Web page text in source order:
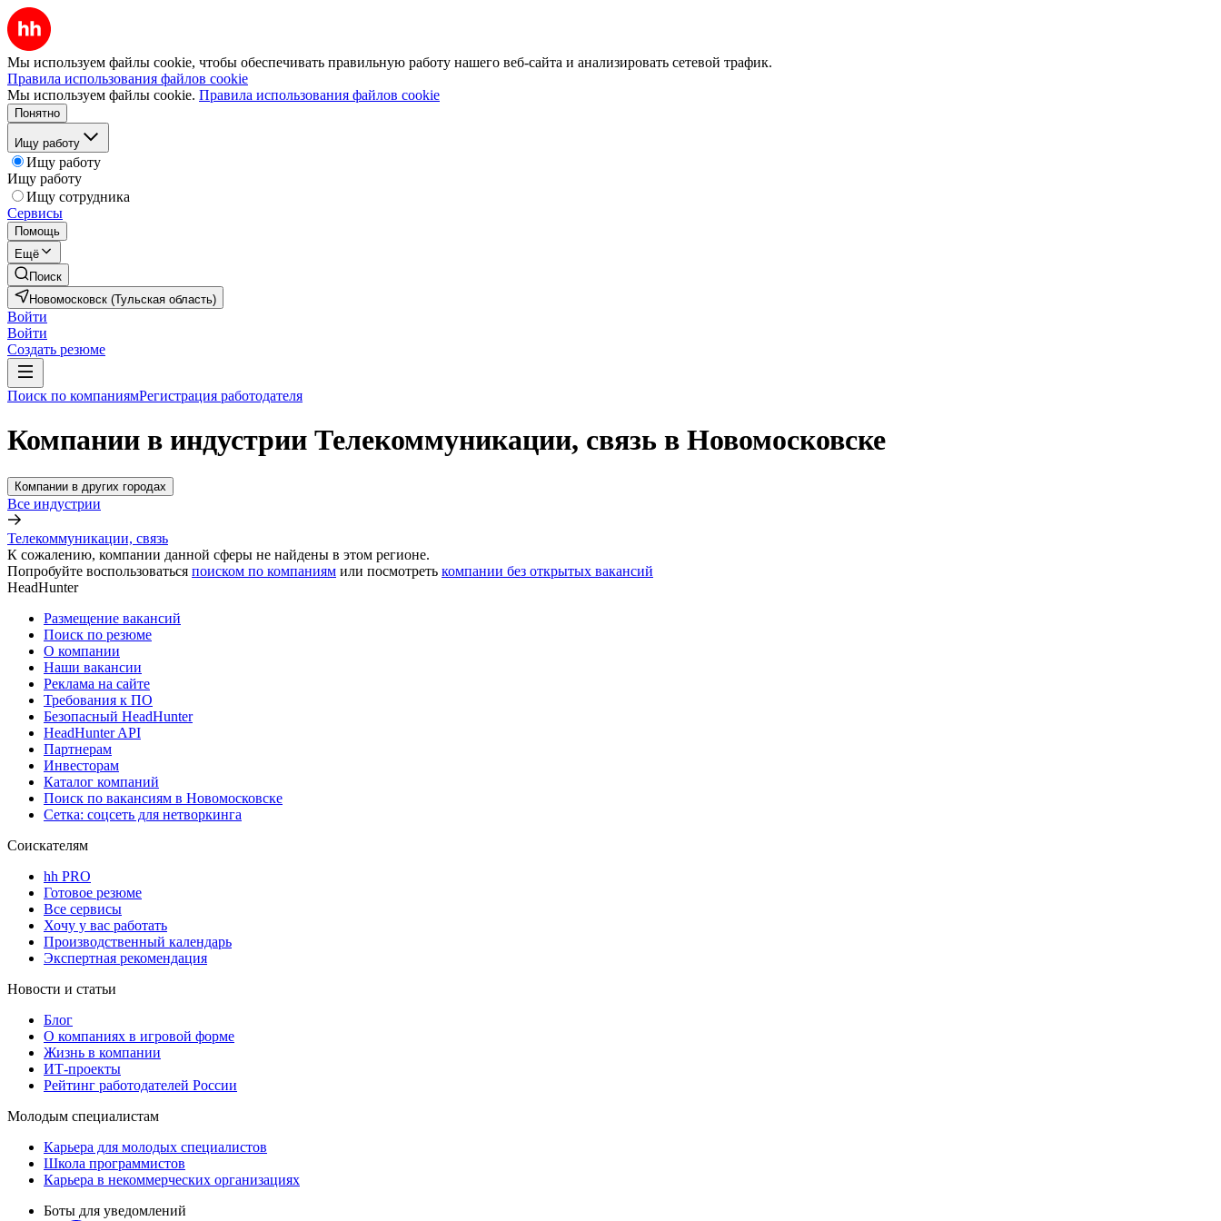
Мы используем файлы cookie, чтобы обеспечивать правильную работу нашего веб-сайта и анализировать сетевой трафик.
Правила использования файлов cookie
Мы используем файлы cookie. Правила использования файлов cookie
Понятно
Ищу работу
Ищу работу
Ищу работу
Ищу сотрудника
Сервисы
Помощь
Ещё
Поиск
Новомосковск (Тульская область)
Войти
Войти
Создать резюме
Поиск по компаниямРегистрация работодателя
Компании в индустрии Телекоммуникации, связь в Новомосковске
Компании в других городах
Все индустрии
Телекоммуникации, связь
К сожалению, компании данной сферы не найдены в этом регионе.
Попробуйте воспользоваться поиском по компаниям или посмотреть компании без открытых вакансий
HeadHunter
Размещение вакансий
Поиск по резюме
О компании
Наши вакансии
Реклама на сайте
Требования к ПО
Безопасный HeadHunter
HeadHunter API
Партнерам
Инвесторам
Каталог компаний
Поиск по вакансиям в Новомосковске
Сетка: соцсеть для нетворкинга
Соискателям
hh PRO
Готовое резюме
Все сервисы
Хочу у вас работать
Производственный календарь
Экспертная рекомендация
Новости и статьи
Блог
О компаниях в игровой форме
Жизнь в компании
ИТ-проекты
Рейтинг работодателей России
Молодым специалистам
Карьера для молодых специалистов
Школа программистов
Карьера в некоммерческих организациях
Боты для уведомлений